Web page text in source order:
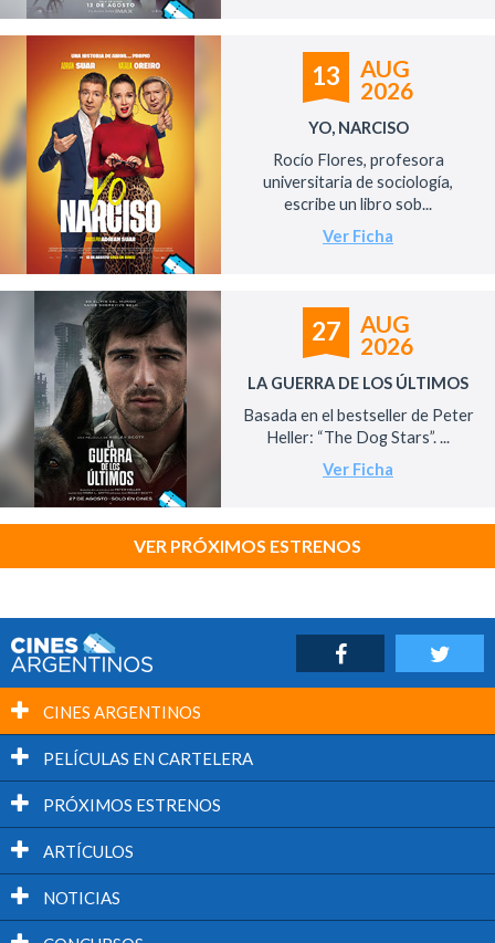
13
AUG
2026
YO, NARCISO
Rocío Flores, profesora
universitaria de sociología,
escribe un libro sob...
Ver Ficha
27
AUG
2026
LA GUERRA DE LOS ÚLTIMOS
Basada en el bestseller de Peter
Heller: “The Dog Stars”. ...
Ver Ficha
VER PRÓXIMOS ESTRENOS
CINES ARGENTINOS
PELÍCULAS EN CARTELERA
PRÓXIMOS ESTRENOS
ARTÍCULOS
NOTICIAS